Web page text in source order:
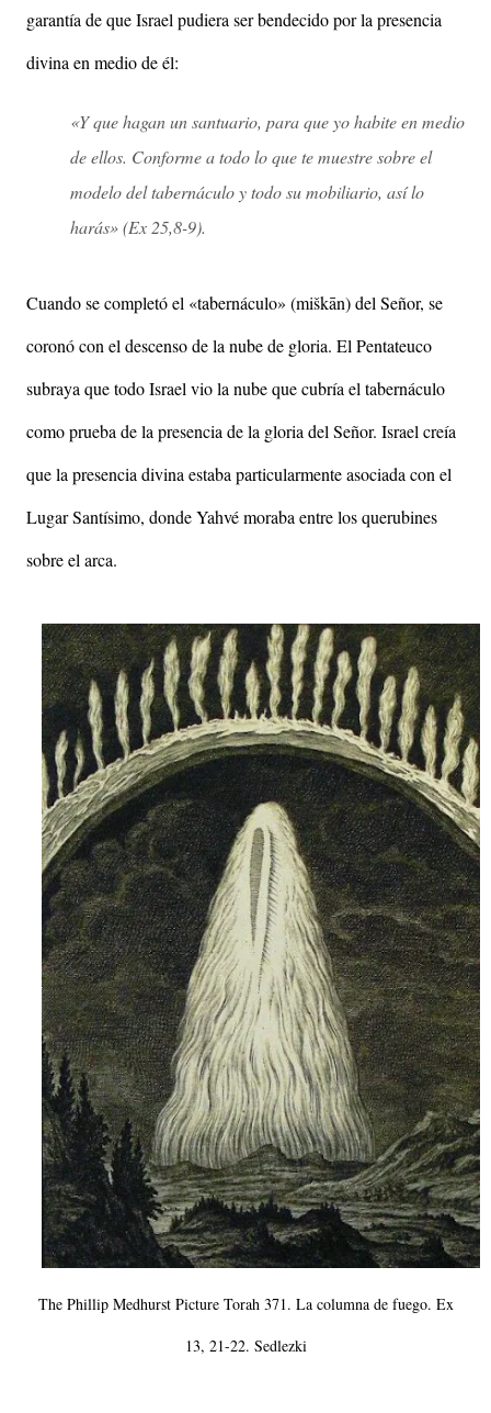
garantía de que Israel pudiera ser bendecido por la presencia
divina en medio de él:
«Y que hagan un santuario, para que yo habite en medio
de ellos. Conforme a todo lo que te muestre sobre el
modelo del tabernáculo y todo su mobiliario, así lo
harás» (Ex 25,8-9).
Cuando se completó el «tabernáculo» (miškān) del Señor, se
coronó con el descenso de la nube de gloria. El Pentateuco
subraya que todo Israel vio la nube que cubría el tabernáculo
como prueba de la presencia de la gloria del Señor. Israel creía
que la presencia divina estaba particularmente asociada con el
Lugar Santísimo, donde Yahvé moraba entre los querubines
sobre el arca.
The Phillip Medhurst Picture Torah 371. La columna de fuego. Ex
13, 21-22. Sedlezki